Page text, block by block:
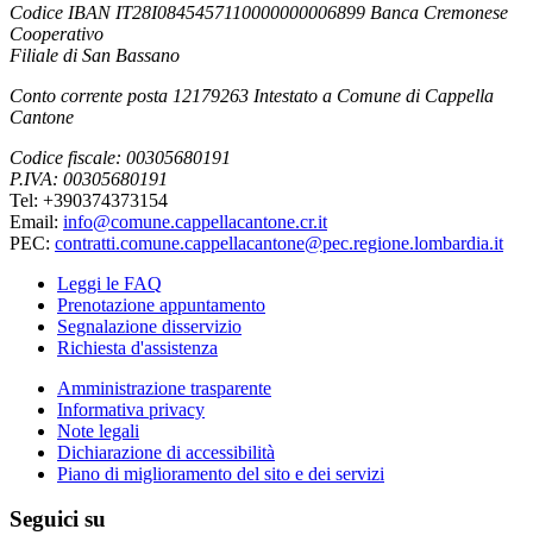
Codice IBAN IT28I0845457110000000006899 Banca Cremonese
Cooperativo
Filiale di San Bassano
Conto corrente posta 12179263 Intestato a Comune di Cappella
Cantone
Codice fiscale: 00305680191
P.IVA: 00305680191
Tel: +390374373154
Email: info@comune.cappellacantone.cr.it
PEC: contratti.comune.cappellacantone@pec.regione.lombardia.it
Leggi le FAQ
Prenotazione appuntamento
Segnalazione disservizio
Richiesta d'assistenza
Amministrazione trasparente
Informativa privacy
Note legali
Dichiarazione di accessibilità
Piano di miglioramento del sito e dei servizi
Seguici su